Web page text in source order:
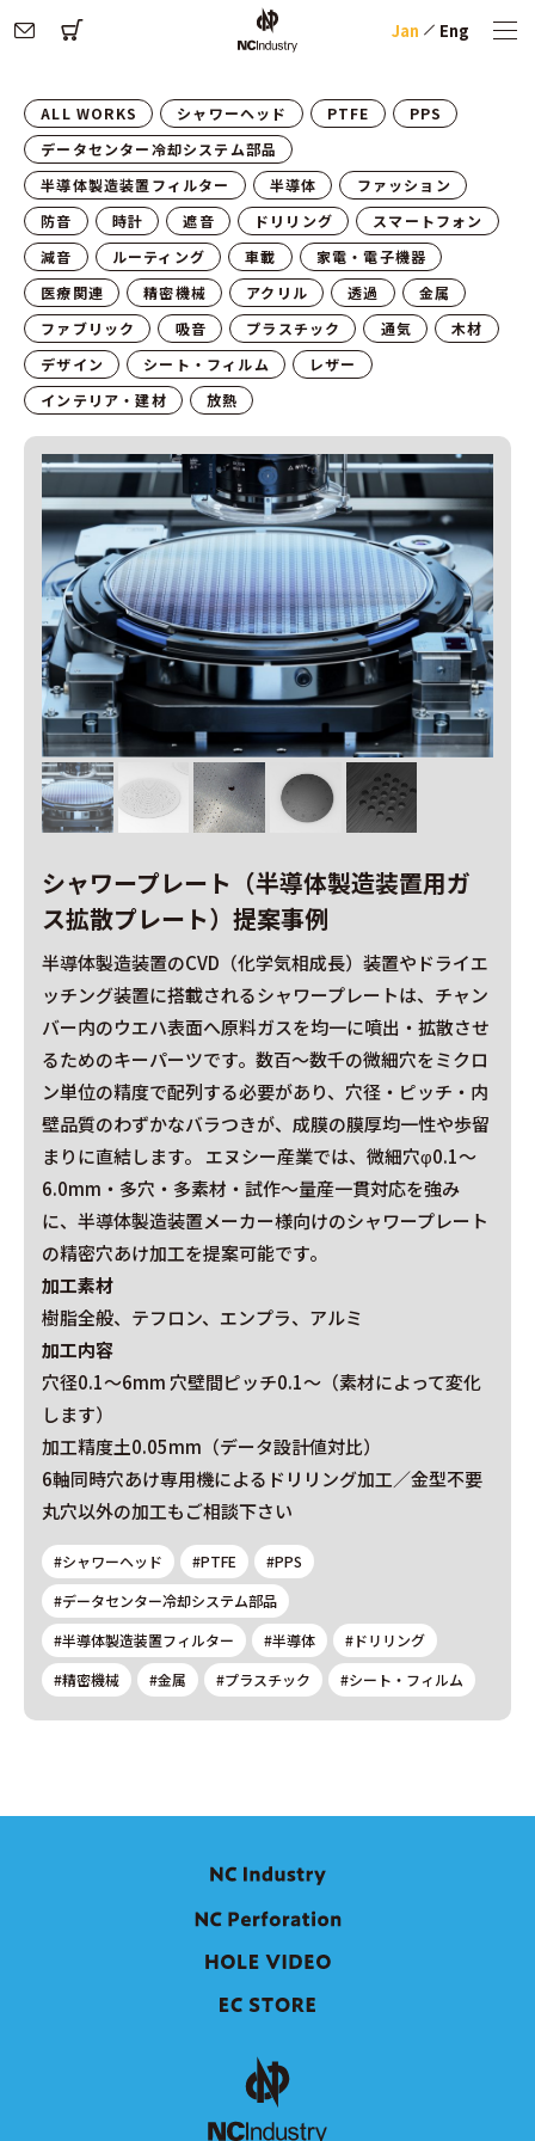
Jan Eng
ALL WORKS シャワーヘッド PTFE
PPS
データセンター冷却システム部品
半導体製造装置フィルター
半導体
ファッション
防音
時計 遮音 ドリリング
スマートフォン
減音
ルーティング 車載
家電・電子機器
医療関連
精密機械 アクリル 透過
金属
ファブリック
吸音 プラスチック 通気
木材
デザイン
シート・フィルム
レザー
インテリア・建材
放熱
シャワープレート（半導体製造装置用ガ
ス拡散プレート）提案事例
半導体製造装置のCVD（化学気相成長）装置やドライエ
ッチング装置に搭載されるシャワープレートは、チャン
バー内のウエハ表面へ原料ガスを均一に噴出・拡散させ
るためのキーパーツです。数百〜数千の微細穴をミクロ
ン単位の精度で配列する必要があり、穴径・ピッチ・内
壁品質のわずかなバラつきが、成膜の膜厚均一性や歩留
まりに直結します。 エヌシー産業では、微細穴φ0.1〜
6.0mm・多穴・多素材・試作〜量産一貫対応を強み
に、半導体製造装置メーカー様向けのシャワープレート
の精密穴あけ加工を提案可能です。
加工素材
樹脂全般、テフロン、エンプラ、アルミ
加工内容
穴径0.1～6mm 穴壁間ピッチ0.1～（素材によって変化
します）
加工精度土0.05mm（データ設計値対比）
6軸同時穴あけ専用機によるドリリング加工／金型不要
丸穴以外の加工もご相談下さい
#シャワーヘッド #PTFE
#PPS
#データセンター冷却システム部品
#半導体製造装置フィルター
#半導体
#ドリリング
#精密機械
#金属 #プラスチック #シート・フィルム